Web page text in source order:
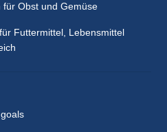
Obst und Gemüse
Futtermittel, Lebensmittel